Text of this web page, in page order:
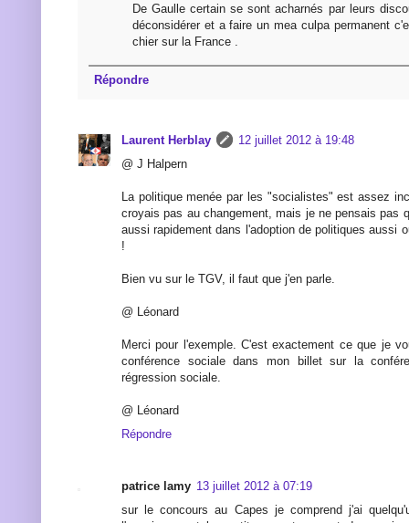
De Gaulle certain se sont acharnés par leurs
déconsidérer et a faire un mea culpa permanent
chier sur la France .
Répondre
Laurent Herblay
12 juillet 2012 à 19:48
@ J Halpern
La politique menée par les "socialistes" est assez
croyais pas au changement, mais je ne pensais pas
aussi rapidement dans l'adoption de politiques aussi
!
Bien vu sur le TGV, il faut que j'en parle.
@ Léonard
Merci pour l'exemple. C'est exactement ce que je
conférence sociale dans mon billet sur la
régression sociale.
@ Léonard
Répondre
patrice lamy 13 juillet 2012 à 07:19
sur le concours au Capes je comprend j'ai